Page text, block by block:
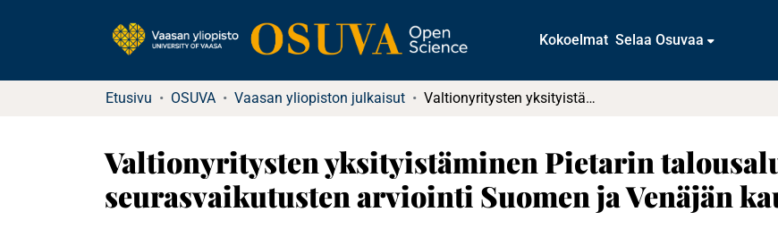
Kokoelmat Selaa Osuvaa
Etusivu OSUVA Vaasan yliopiston julkaisut Valtionyritysten yksityistäminen Pietarin talousalueella ja sen seurasvaikutusten arviointi Suomen ja Venäjän kauppaan
Valtionyritysten yksityistäminen Pietarin
seurasvaikutusten arviointi Suomen ja Venäjän